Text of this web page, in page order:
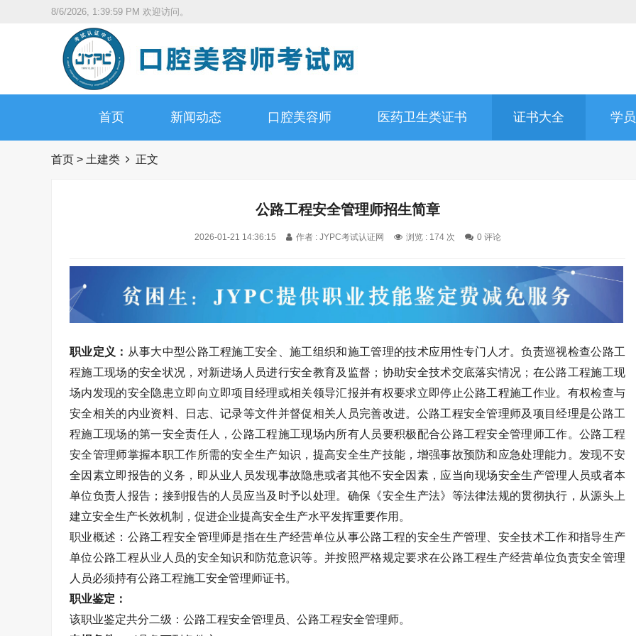
8/6/2026, 1:40:00 PM 欢迎访问。
首页 新闻动态 口腔美容师 医药卫生类证书 证书大全 学
首页 > 土建类 正文
公路工程安全管理师招生简章
2026-01-21 14:36:15 作者 : JYPC考试认证网 浏览 : 174 次 0 评论
职业定义： 从事大中型公路工程施工安全、施工组织和施工管理的技术应用性专门人才。负责巡视检查公路工
程施工现场的安全状况，对新进场人员进行安全教育及监督；协助安全技术交底落实情况；在公路工程施工现
场内发现的安全隐患立即向立即项目经理或相关领导汇报并有权要求立即停止公路工程施工作业。有权检查与
安全相关的内业资料、日志、记录等文件并督促相关人员完善改进。公路工程安全管理师及项目经理是公路工
程施工现场的第一安全责任人，公路工程施工现场内所有人员要积极配合公路工程安全管理师工作。公路工程
安全管理师掌握本职工作所需的安全生产知识，提高安全生产技能，增强事故预防和应急处理能力。发现不安
全因素立即报告的义务，即从业人员发现事故隐患或者其他不安全因素，应当向现场安全生产管理人员或者本
单位负责人报告；接到报告的人员应当及时予以处理。确保《安全生产法》等法律法规的贯彻执行，从源头上
建立安全生产长效机制，促进企业提高安全生产水平发挥重要作用。
职业概述：公路工程安全管理师是指在生产经营单位从事公路工程的安全生产管理、安全技术工作和指导生产
单位公路工程从业人员的安全知识和防范意识等。并按照严格规定要求在公路工程生产经营单位负责安全管理
人员必须持有公路工程施工安全管理师证书。
职业鉴定：
该职业鉴定共分二级：公路工程安全管理员、公路工程安全管理师。